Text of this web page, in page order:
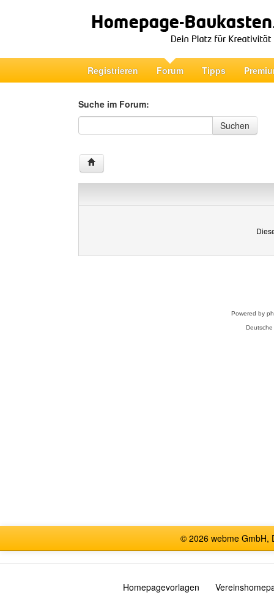
Registrieren Forum Tipps
Suche im Forum:
Suche im Forum
Suchen
Powered by
© 2026 webme GmbH,
Homepagevorlagen